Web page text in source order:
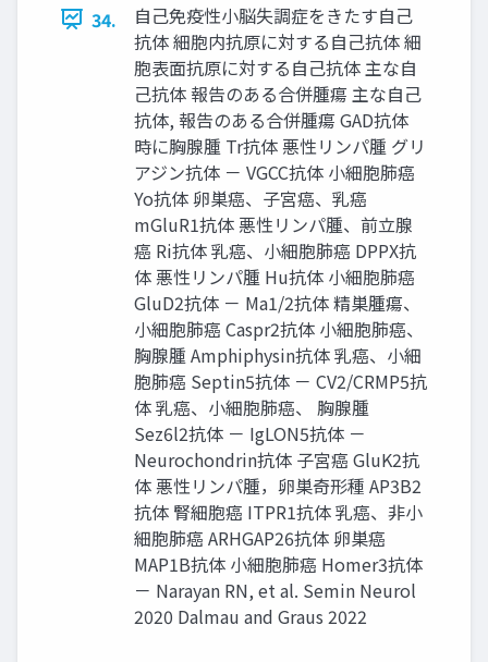
34.
自己免疫性小脳失調症をきたす自己
抗体 細胞内抗原に対する自己抗体 細
胞表面抗原に対する自己抗体 主な自
己抗体 報告のある合併腫瘍 主な自己
抗体, 報告のある合併腫瘍 GAD抗体
時に胸腺腫 Tr抗体 悪性リンパ腫 グリ
アジン抗体 － VGCC抗体 小細胞肺癌
Yo抗体 卵巣癌、子宮癌、乳癌
mGluR1抗体 悪性リンパ腫、前立腺
癌 Ri抗体 乳癌、小細胞肺癌 DPPX抗
体 悪性リンパ腫 Hu抗体 小細胞肺癌
GluD2抗体 － Ma1/2抗体 精巣腫瘍、
小細胞肺癌 Caspr2抗体 小細胞肺癌、
胸腺腫 Amphiphysin抗体 乳癌、小細
胞肺癌 Septin5抗体 － CV2/CRMP5抗
体 乳癌、小細胞肺癌、 胸腺腫
Sez6l2抗体 － IgLON5抗体 －
Neurochondrin抗体 子宮癌 GluK2抗
体 悪性リンパ腫，卵巣奇形種 AP3B2
抗体 腎細胞癌 ITPR1抗体 乳癌、非小
細胞肺癌 ARHGAP26抗体 卵巣癌
MAP1B抗体 小細胞肺癌 Homer3抗体
－ Narayan RN, et al. Semin Neurol
2020 Dalmau and Graus 2022